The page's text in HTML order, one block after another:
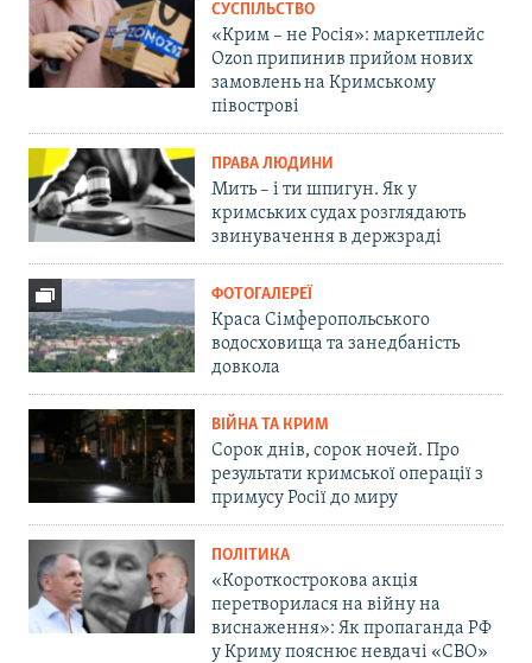
СУСПІЛЬСТВО
«Крим – не Росія»: маркетплейс
Ozon припинив прийом нових
замовлень на Кримському
півострові
ПРАВА ЛЮДИНИ
Мить – і ти шпигун. Як у
кримських судах розглядають
звинувачення в держзраді
ФОТОГАЛЕРЕЇ
Краса Сімферопольського
водосховища та занедбаність
довкола
ВІЙНА ТА КРИМ
Сорок днів, сорок ночей. Про
результати кримської операції з
примусу Росії до миру
ПОЛІТИКА
«Короткострокова акція
перетворилася на війну на
виснаження»: Як пропаганда РФ
у Криму пояснює невдачі «СВО»